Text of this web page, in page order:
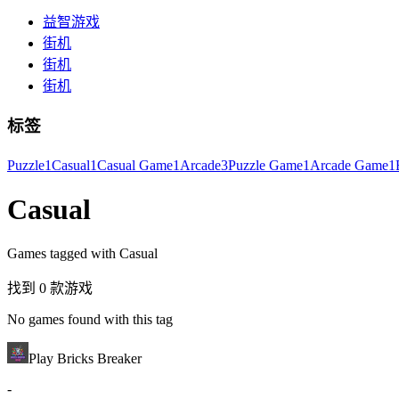
益智游戏
街机
街机
街机
标签
Puzzle1Casual1Casual Game1 Arcade3Puzzle Game1 Arcade Game1
Casual
Games tagged with Casual
找到 0 款游戏
No games found with this tag
Play Bricks Breaker
-